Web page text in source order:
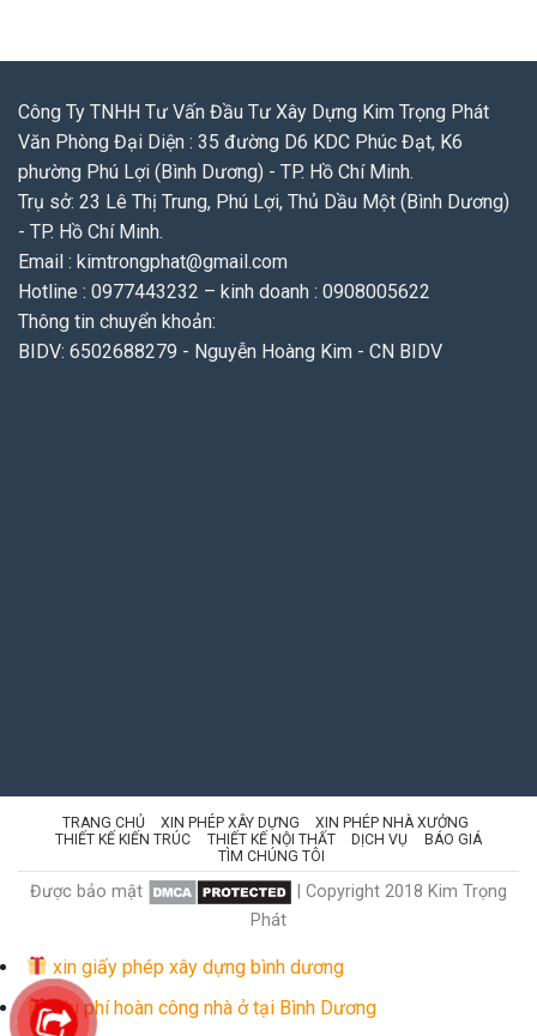
Công Ty TNHH Tư Vấn Đầu Tư Xây Dựng Kim Trọng Phát
Văn Phòng Đại Diện : 35 đường D6 KDC Phúc Đạt, K6
phường Phú Lợi (Bình Dương) - TP. Hồ Chí Minh.
Trụ sở: 23 Lê Thị Trung, Phú Lợi, Thủ Dầu Một (Bình Dương)
- TP. Hồ Chí Minh.
Email : kimtrongphat@gmail.com
Hotline : 0977443232 – kinh doanh : 0908005622
Thông tin chuyển khoản:
BIDV: 6502688279 - Nguyễn Hoàng Kim - CN BIDV
TRANG CHỦ XIN PHÉP XÂY DỰNG
XIN PHÉP NHÀ XƯỞNG
THIẾT KẾ KIẾN TRÚC
THIẾT KẾ NỘI THẤT DỊCH VỤ
BÁO GIÁ
TÌM CHÚNG TÔI
Được bảo mật
| Copyright 2018 Kim Trọng
Phát
xin giấy phép xây dựng bình dương
Chi phí hoàn công nhà ở tại Bình Dương